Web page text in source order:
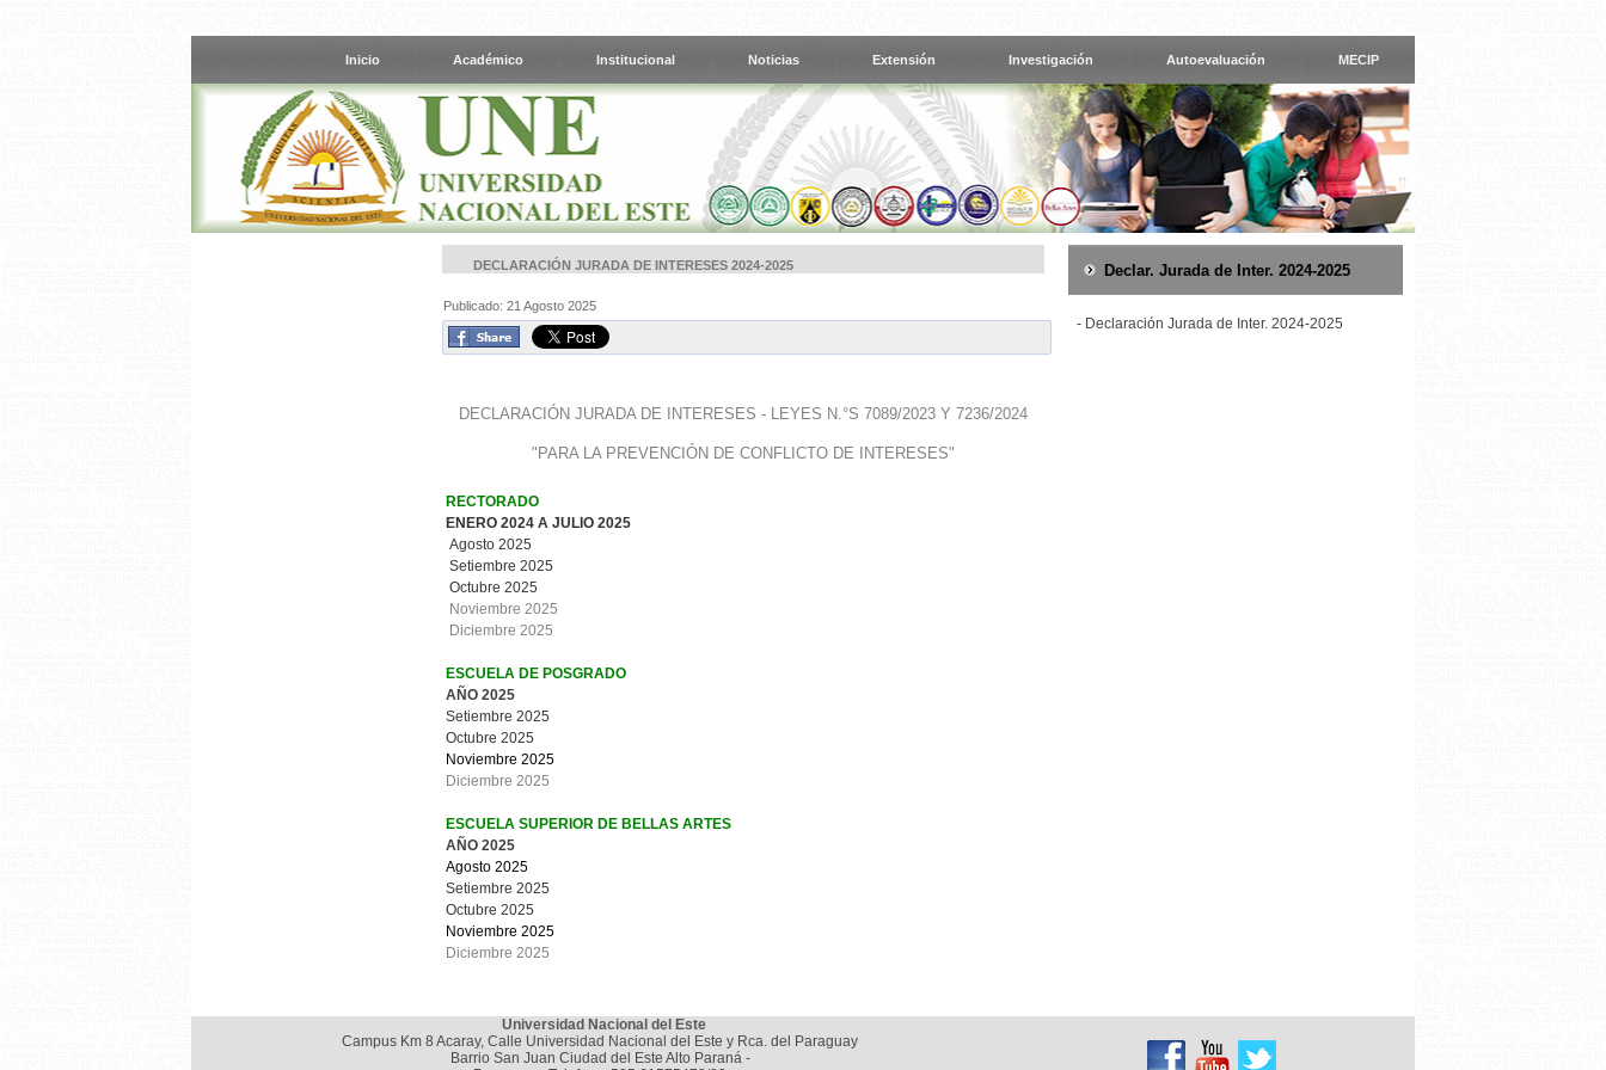
Inicio Académico Institucional Noticias Extensión Investigación Autoevaluación MECIP
DECLARACIÓN JURADA DE INTERESES 2024-2025
Publicado: 21 Agosto 2025
DECLARACIÓN JURADA DE INTERESES - LEYES N.°S 7089/2023 Y 7236/2024
"PARA LA PREVENCIÓN DE CONFLICTO DE INTERESES"
RECTORADO
ENERO 2024 A JULIO 2025
Agosto 2025
Setiembre 2025
Octubre 2025
Noviembre 2025
Diciembre 2025
ESCUELA DE POSGRADO
AÑO 2025
Setiembre 2025
Octubre 2025
Noviembre 2025
Diciembre 2025
ESCUELA SUPERIOR DE BELLAS ARTES
AÑO 2025
Agosto 2025
Setiembre 2025
Octubre 2025
Noviembre 2025
Diciembre 2025
Declar. Jurada de Inter. 2024-2025
- Declaración Jurada de Inter. 2024-2025
Universidad Nacional del Este
Campus Km 8 Acaray, Calle Universidad Nacional del Este y Rca. del Paraguay
Barrio San Juan Ciudad del Este Alto Paraná -